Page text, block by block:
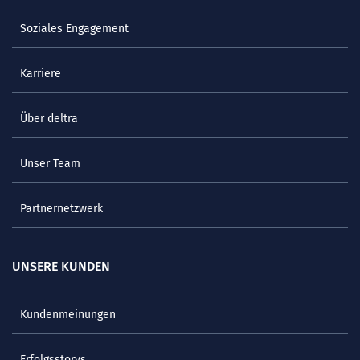
Soziales Engagement
Karriere
Über deltra
Unser Team
Partnernetzwerk
UNSERE KUNDEN
Kundenmeinungen